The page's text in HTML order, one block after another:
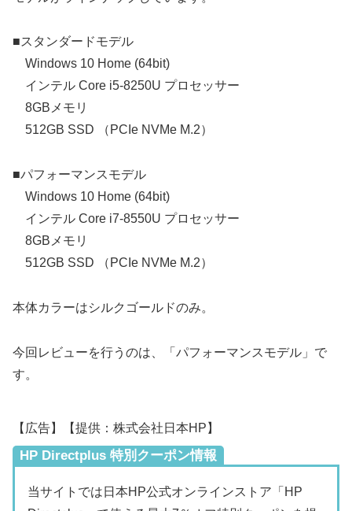
■スタンダードモデル
Windows 10 Home (64bit)
インテル Core i5-8250U プロセッサー
8GBメモリ
512GB SSD （PCIe NVMe M.2）
■パフォーマンスモデル
Windows 10 Home (64bit)
インテル Core i7-8550U プロセッサー
8GBメモリ
512GB SSD （PCIe NVMe M.2）
本体カラーはシルクゴールドのみ。
今回レビューを行うのは、「パフォーマンスモデル」で
す。
【広告】【提供：株式会社日本HP】
HP Directplus 特別クーポン情報
当サイトでは日本HP公式オンラインストア「HP